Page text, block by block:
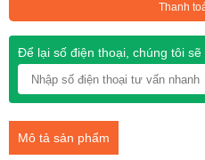
Thanh
Để lại số điện thoại, chúng tôi sẽ
Mô tả sản phẩm